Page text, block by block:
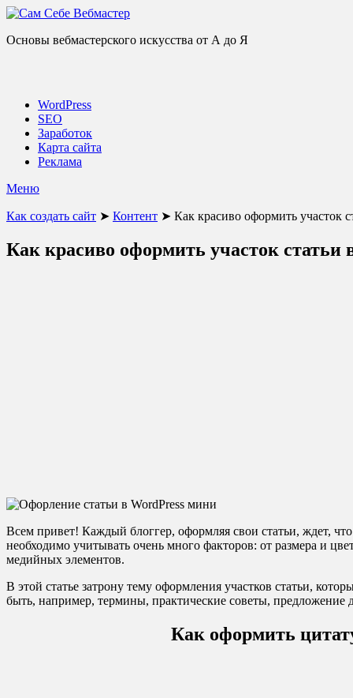
Основы вебмастерского искусства от А до Я
WordPress
SEO
Заработок
Карта сайта
Реклама
Меню
Как создать сайт ➤ Контент ➤ Как красиво оформить участок
Как красиво оформить участок статьи
Всем привет! Каждый блоггер, оформляя свои статьи, ждет,
необходимо учитывать очень много факторов: от размера и
медийных элементов.
В этой статье затрону тему оформления участков статьи,
быть, например, термины, практические советы, предложение
Как оформить